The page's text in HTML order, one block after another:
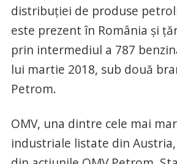
distribuţiei de produse
este prezent în România şi
prin intermediul a 787
lui martie 2018, sub două
Petrom.
OMV, una dintre cele mai
industriale listate din